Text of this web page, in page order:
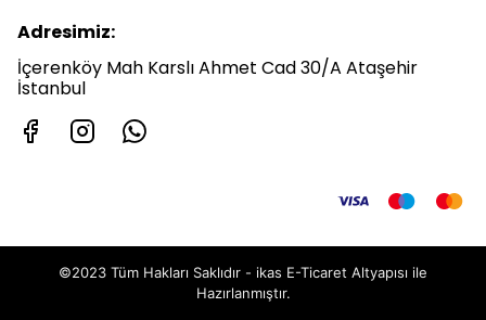
Adresimiz:
İçerenköy Mah Karslı Ahmet Cad 30/A Ataşehir
İstanbul
©2023 Tüm Hakları Saklıdır - ikas E-Ticaret Altyapısı ile
Hazırlanmıştır.